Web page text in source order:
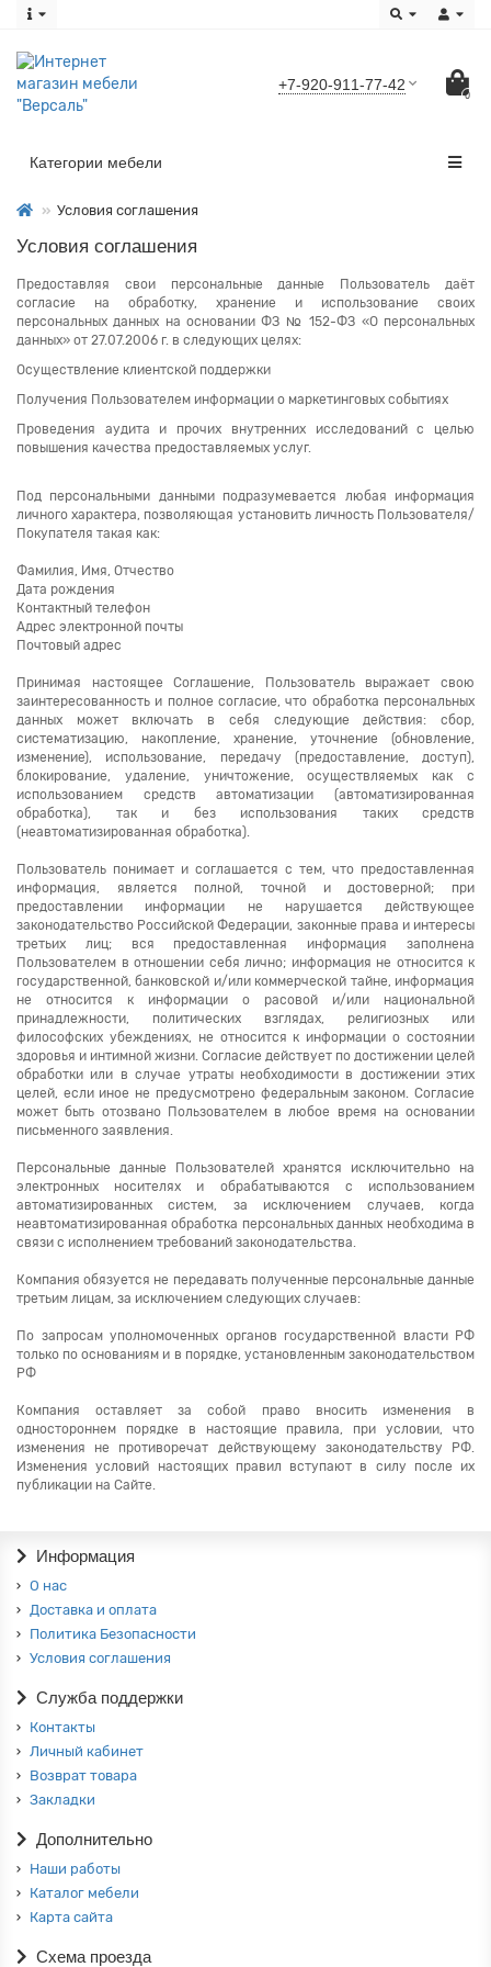
+7-920-911-77-42
0
Категории мебели
Условия соглашения
Условия соглашения
Предоставляя свои персональные данные Пользователь даёт
согласие на обработку, хранение и использование своих
персональных данных на основании ФЗ № 152-ФЗ «О персональных
данных» от 27.07.2006 г. в следующих целях:
Осуществление клиентской поддержки
Получения Пользователем информации о маркетинговых событиях
Проведения аудита и прочих внутренних исследований с целью
повышения качества предоставляемых услуг.
Под персональными данными подразумевается любая информация
личного характера, позволяющая установить личность Пользователя/
Покупателя такая как:
Фамилия, Имя, Отчество
Дата рождения
Контактный телефон
Адрес электронной почты
Почтовый адрес
Принимая настоящее Соглашение, Пользователь выражает свою
заинтересованность и полное согласие, что обработка персональных
данных может включать в себя следующие действия: сбор,
систематизацию, накопление, хранение, уточнение (обновление,
изменение), использование, передачу (предоставление, доступ),
блокирование, удаление, уничтожение, осуществляемых как с
использованием средств автоматизации (автоматизированная
обработка), так и без использования таких средств
(неавтоматизированная обработка).
Пользователь понимает и соглашается с тем, что предоставленная
информация, является полной, точной и достоверной; при
предоставлении информации не нарушается действующее
законодательство Российской Федерации, законные права и интересы
третьих лиц; вся предоставленная информация заполнена
Пользователем в отношении себя лично; информация не относится к
государственной, банковской и/или коммерческой тайне, информация
не относится к информации о расовой и/или национальной
принадлежности, политических взглядах, религиозных или
философских убеждениях, не относится к информации о состоянии
здоровья и интимной жизни. Согласие действует по достижении целей
обработки или в случае утраты необходимости в достижении этих
целей, если иное не предусмотрено федеральным законом. Согласие
может быть отозвано Пользователем в любое время на основании
письменного заявления.
Персональные данные Пользователей хранятся исключительно на
электронных носителях и обрабатываются с использованием
автоматизированных систем, за исключением случаев, когда
неавтоматизированная обработка персональных данных необходима в
связи с исполнением требований законодательства.
Компания обязуется не передавать полученные персональные данные
третьим лицам, за исключением следующих случаев:
По запросам уполномоченных органов государственной власти РФ
только по основаниям и в порядке, установленным законодательством
РФ
Компания оставляет за собой право вносить изменения в
одностороннем порядке в настоящие правила, при условии, что
изменения не противоречат действующему законодательству РФ.
Изменения условий настоящих правил вступают в силу после их
публикации на Сайте.
Информация
О нас
Доставка и оплата
Политика Безопасности
Условия соглашения
Служба поддержки
Контакты
Личный кабинет
Возврат товара
Закладки
Дополнительно
Наши работы
Каталог мебели
Карта сайта
Схема проезда